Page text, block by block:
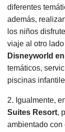
diferentes
además,
los niños
viaje al otro
Disneyworld
temáticos,
piscinas
2. Igualmente,
Suites Resort,
ambientado